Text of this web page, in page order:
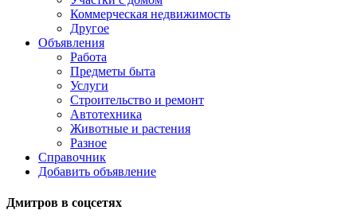
Коммерческая недвижимость
Другое
Объявления
Работа
Предметы быта
Услуги
Строительство и ремонт
Автотехника
Животные и растения
Разное
Справочник
Добавить объявление
Дмитров в соцсетях